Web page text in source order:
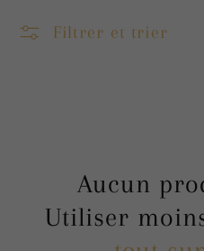
l
Filtrer et trier
Aucun
Utiliser